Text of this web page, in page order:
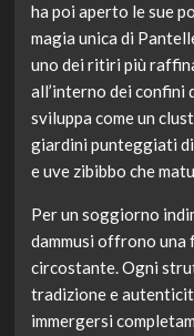
ha poi aperto le sue
magia unica di
uno dei ritiri più
all’interno dei confini
sviluppa come un
giardini punteggiati
e uve zibibbo che
Per un soggiorno
dammusi offrono
circostante. Ogni
tradizione e
immergersi